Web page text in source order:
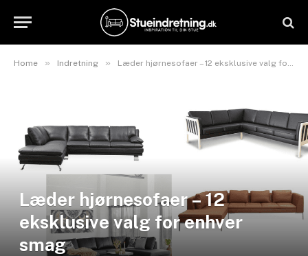
Home » Indretning » Læder hjørnesofaer – 12 eksklusive valg for enhver smag
Læder hjørnesofaer – 12
eksklusive valg for enhver
smag